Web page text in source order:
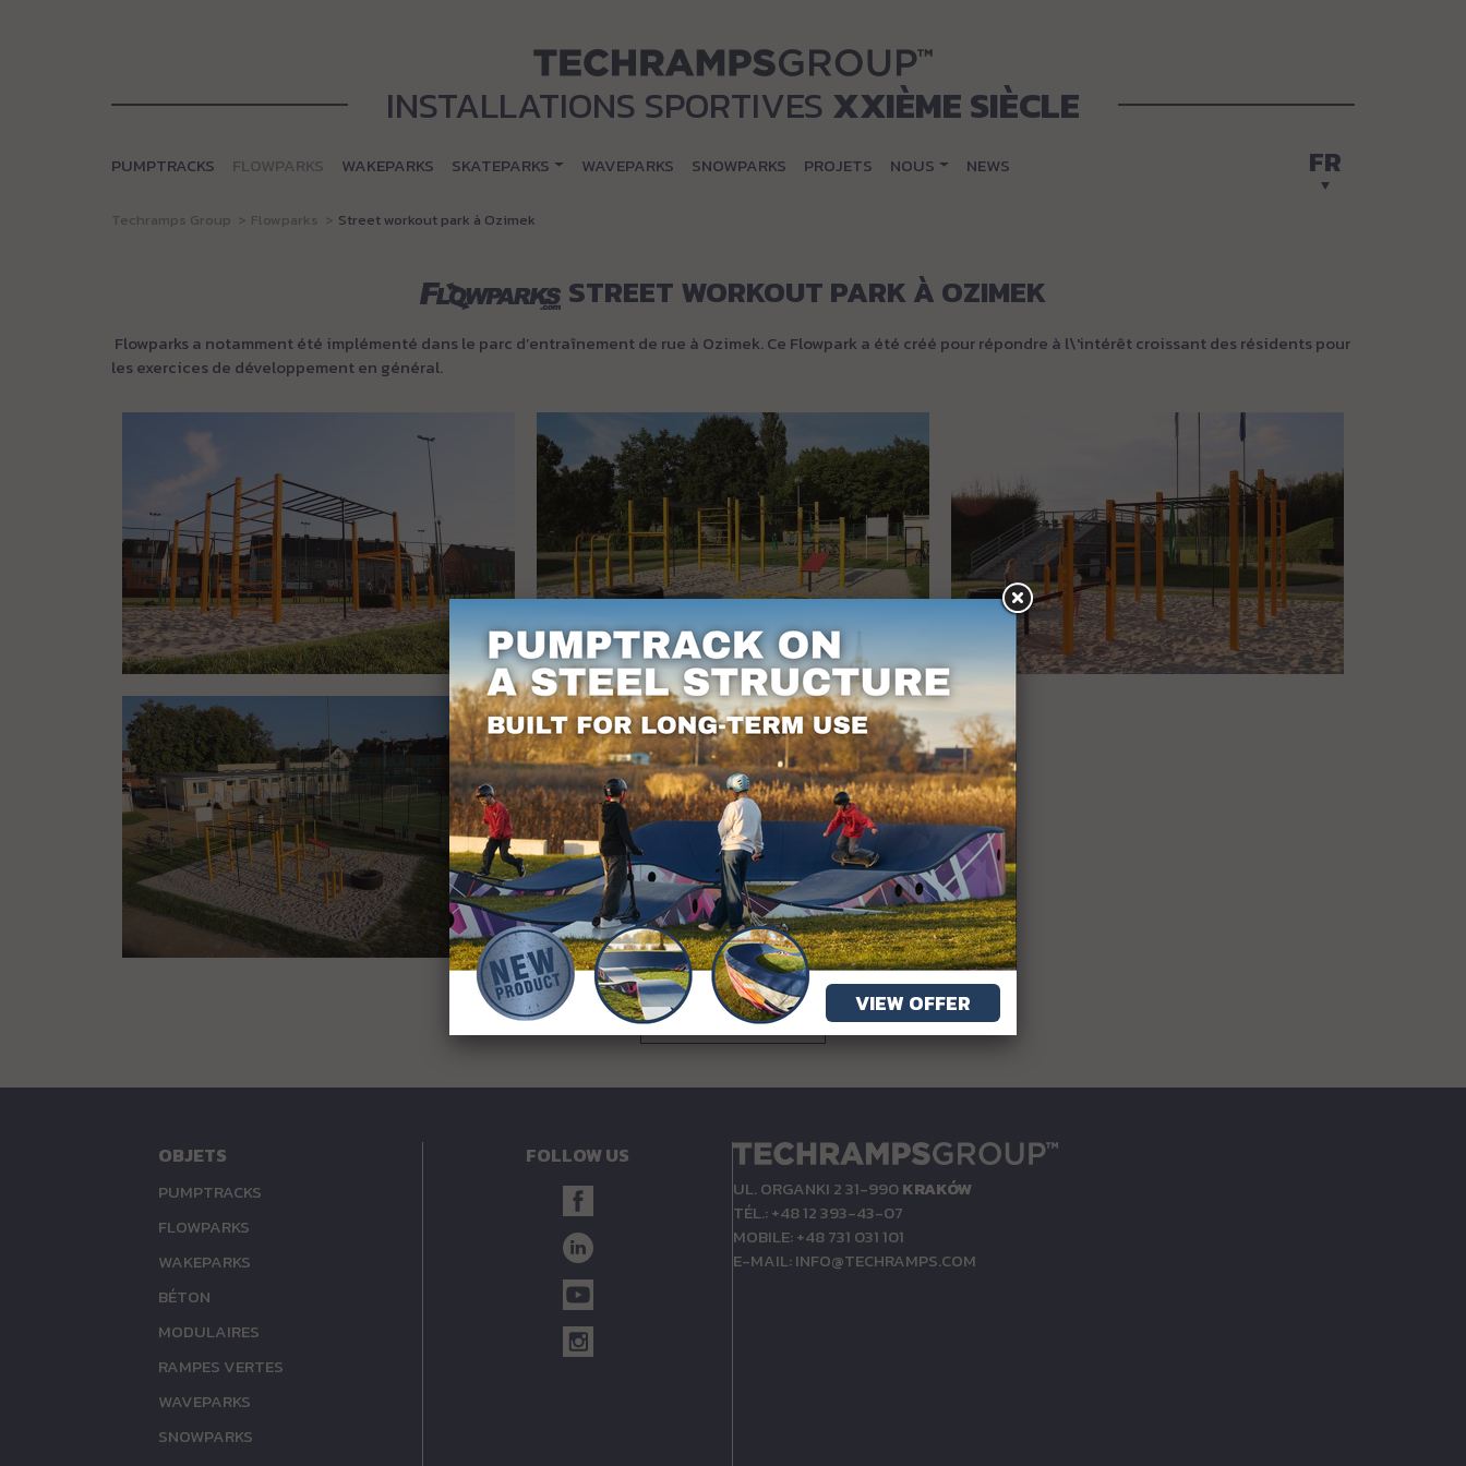
INSTALLATIONS SPORTIVES XXIÈME SIÈCLE
PUMPTRACKS FLOWPARKS WAKEPARKS SKATEPARKS WAVEPARKS SNOWPARKS PROJETS NOUS NEWS FR
Techramps Group Flowparks Street workout park à Ozimek
STREET WORKOUT PARK À OZIMEK
Flowparks a notamment été implémenté dans le parc d’entraînement de rue à Ozimek. Ce Flowpark a été créé pour répondre à l\'intérêt croissant des résidents pour
les exercices de développement en général.
RETOUR
OBJETS
PUMPTRACKS
FLOWPARKS
WAKEPARKS
BÉTON
MODULAIRES
RAMPES VERTES
WAVEPARKS
SNOWPARKS
FOLLOW US
UL. ORGANKI 2 31-990KRAKÓW
TÉL.: +48 12 393-43-07
MOBILE: +48 731 031 101
E-MAIL:INFO@TECHRAMPS.COM
VIEW OFFER